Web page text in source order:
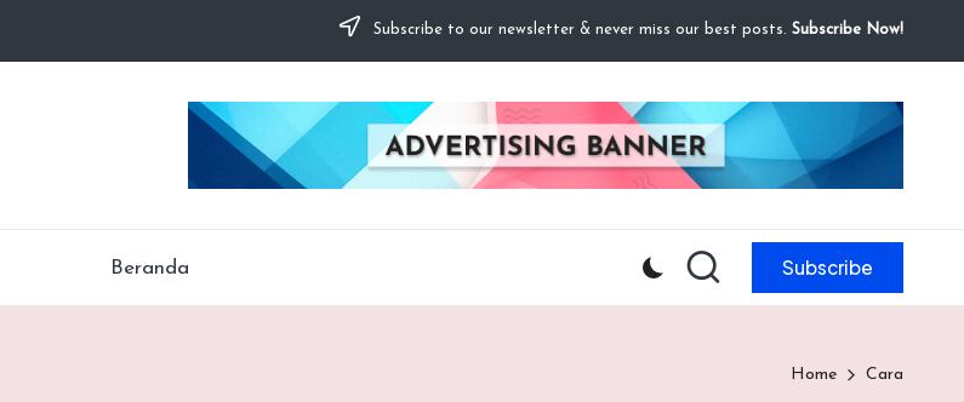
Subscribe to our newsletter & never miss our best posts. Subscribe Now!
Beranda Subscribe
Home Cara